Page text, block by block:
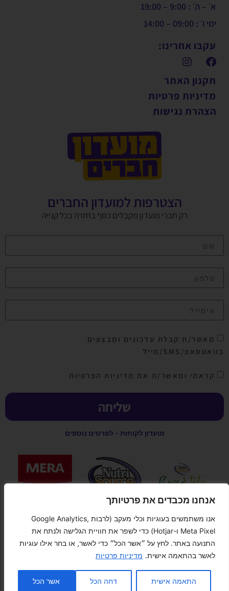
אנחנו מכבדים את פרטיותך
אנו משתמשים בעוגיות וכלי מעקב (לרבות Google Analytics,
Meta Pixel ו-Hotjar) כדי לשפר את חוויית הגלישה ולנתח את
התנועה באתר. לחץ על ״אשר הכל״ כדי לאשר, או בחר אילו עוגיות
לאשר בהתאמה אישית. מדיניות פרטיות
התאמה אישית דחה הכל אשר הכל
א׳ – ה׳ : 9:00 – 19:00
ימי ו׳ : 09:00 – 14:00
עקבו אחרינו:
תקנון האתר
מדיניות פרטיות
הצהרת נגישות
הצטרפות למועדון החברים
רק חברי מועדון מקבלים כסף בחזרה בכל קנייה
מאשר/ת קבלת עדכונים ומבצעים
בוואטסאפ/SMS/מייל
קראתי ומאשר/ת את מדיניות הפרטיות
שליחה
מועדון לקוחות - לפרטים נוספים
קנייה מאובטחת